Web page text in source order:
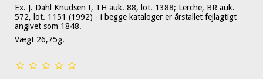
Ex. J. Dahl Knudsen I, TH auk. 88, lot. 1388; Lerche, BR auk.
572, lot. 1151 (1992) - i begge kataloger er årstallet fejlagtigt
angivet som 1848.
Vægt 26,75g.